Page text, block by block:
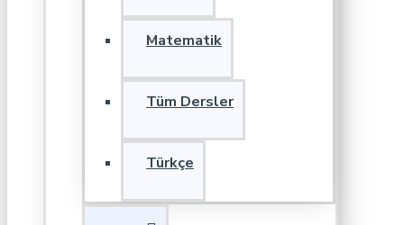
Matematik
Tüm Dersler
Türkçe